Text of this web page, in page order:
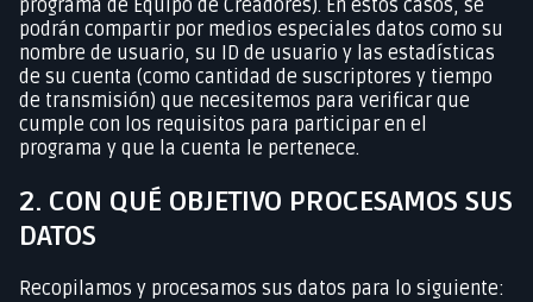
programa de Equipo de Creadores). En estos casos, se
podrán compartir por medios especiales datos como su
nombre de usuario, su ID de usuario y las estadísticas
de su cuenta (como cantidad de suscriptores y tiempo
de transmisión) que necesitemos para verificar que
cumple con los requisitos para participar en el
programa y que la cuenta le pertenece.
2. CON QUÉ OBJETIVO PROCESAMOS SUS
DATOS
Recopilamos y procesamos sus datos para lo siguiente: